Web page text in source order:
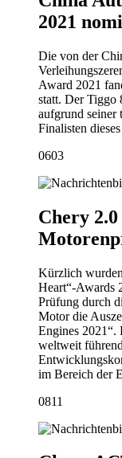
2021
Die von der
Award 2021
statt. Der
aufgrund seiner
Finalisten
0603
Chery
Kürzlich
Heart“-Awards
Prüfung durch
Motor die
Engines 2021“.
weltweit
im Bereich der
0811